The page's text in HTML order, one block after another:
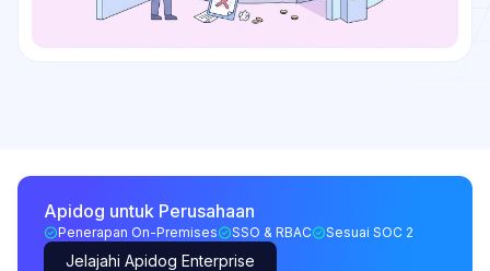
Apidog untuk Perusahaan
Penerapan On-Premises SSO & RBAC Sesuai SOC 2
Jelajahi Apidog Enterprise